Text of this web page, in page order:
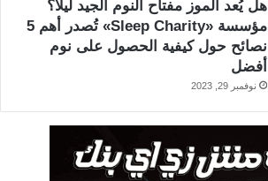
هل يُعد الموز مفتاح النوم الجيد ليلاً؟
مؤسسة «Sleep Charity» تُصدر أهم 5
نصائح حول كيفية الحصول على نوم
أفضل
نوفمبر 29, 2023